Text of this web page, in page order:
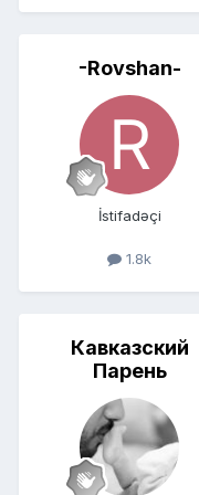
-Rovshan-
İstifadəçi
1.8k
Кавказский
Парень